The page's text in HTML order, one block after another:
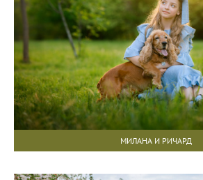
МИЛАНА И РИЧАРД